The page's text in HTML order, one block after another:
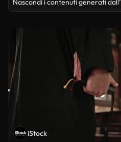
Nascondi i contenuti generati
iStock